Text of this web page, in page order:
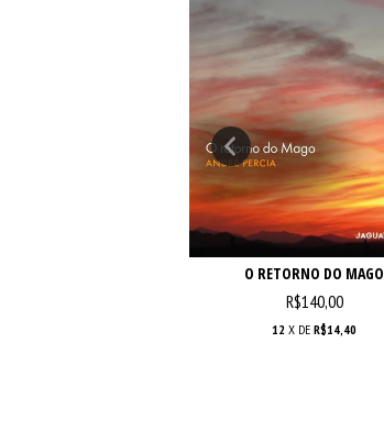
O RETORNO DO MAGO
R$140,00
12 X DER$14,40